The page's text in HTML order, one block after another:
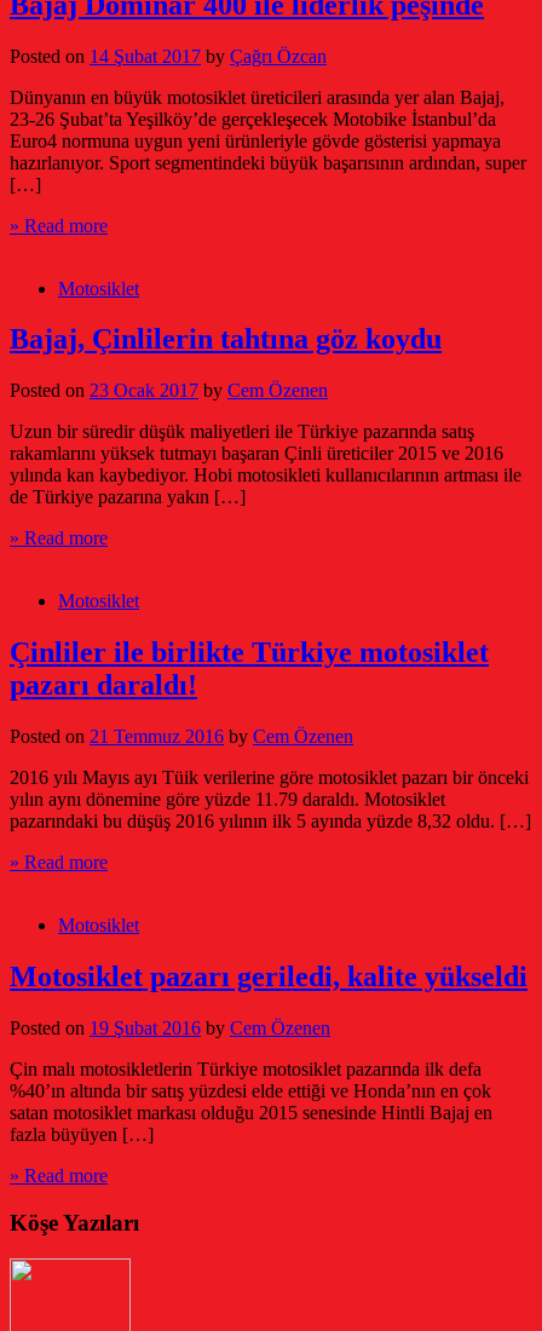
Posted on 14 Şubat 2017 by Çağrı Özcan
Dünyanın en büyük motosiklet üreticileri arasında yer alan Bajaj,
23-26 Şubat’ta Yeşilköy’de gerçekleşecek Motobike İstanbul’da
Euro4 normuna uygun yeni ürünleriyle gövde gösterisi yapmaya
hazırlanıyor. Sport segmentindeki büyük başarısının ardından, super
[…]
» Read more
Motosiklet
Bajaj, Çinlilerin tahtına göz koydu
Posted on 23 Ocak 2017 by Cem Özenen
Uzun bir süredir düşük maliyetleri ile Türkiye pazarında satış
rakamlarını yüksek tutmayı başaran Çinli üreticiler 2015 ve 2016
yılında kan kaybediyor. Hobi motosikleti kullanıcılarının artması ile
de Türkiye pazarına yakın […]
» Read more
Motosiklet
Çinliler ile birlikte Türkiye motosiklet
pazarı daraldı!
Posted on 21 Temmuz 2016 by Cem Özenen
2016 yılı Mayıs ayı Tüik verilerine göre motosiklet pazarı bir önceki
yılın aynı dönemine göre yüzde 11.79 daraldı. Motosiklet
pazarındaki bu düşüş 2016 yılının ilk 5 ayında yüzde 8,32 oldu. […]
» Read more
Motosiklet
Motosiklet pazarı geriledi, kalite yükseldi
Posted on 19 Şubat 2016 by Cem Özenen
Çin malı motosikletlerin Türkiye motosiklet pazarında ilk defa
%40’ın altında bir satış yüzdesi elde ettiği ve Honda’nın en çok
satan motosiklet markası olduğu 2015 senesinde Hintli Bajaj en
fazla büyüyen […]
» Read more
Köşe Yazıları